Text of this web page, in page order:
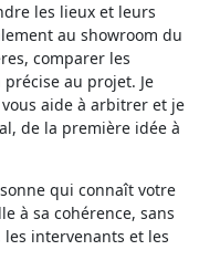
les lieux et leurs
au showroom du
comparer les
au projet. Je
aide à arbitrer et je
de la première idée à
qui connaît votre
à sa cohérence, sans
intervenants et les